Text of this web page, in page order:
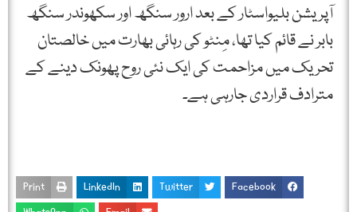
آپریشن بلیواسٹار کے بعد ارور سنگھ اور سکھوندر سنگھ
بابر نے قائم کیا تھا، مِنٹو کی رہائی بھارت میں خالصتان
تحریک میں مزاحمت کی ایک نئی روح پھونک دینے کے
مترادف قراردی جارہی ہے۔
Facebook
Twitter
LinkedIn
Print